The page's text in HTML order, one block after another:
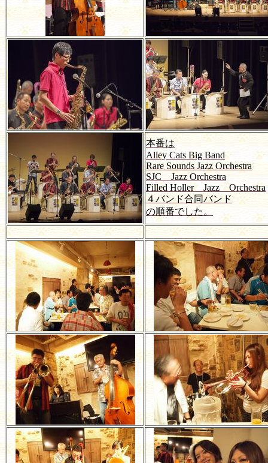
本番は
Alley Cats Big Band
Rare Sounds Jazz Orchestra
SJC Jazz Orchestra
Filled Holler Jazz Orchestra
４バンド合同バンド
の順番でした。